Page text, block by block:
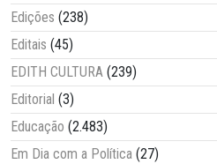
Edições (238)
Editais (45)
EDITH CULTURA (239)
Editorial (3)
Educação (2.483)
Em Dia com a Política (27)